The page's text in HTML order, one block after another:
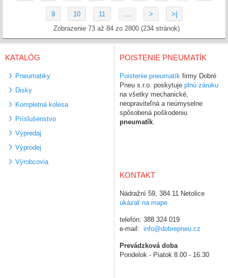
9 10 11 .... >
>|
Zobrazenie 73 až 84 zo 2800 (234 stránok)
KATALÓG
Pneumatiky
Disky
Kompletná kolesa
Príslušenstvo
Výpredaj
Výprodej
Výrobcovia
POISTENIE PNEUMATÍK
Poistenie pneumatík firmy Dobré
Pneu s.r.o. poskytuje plnú záruku
na všetky mechanické,
neopraviteľná a neúmyselne
spôsobená poškodeniu
pneumatík.
KONTAKT
Nádražní 59, 384 11 Netolice
ukázať na mape
telefón: 388 324 019
e-mail: info@dobrepneu.cz
Prevádzková doba
Pondelok - Piatok 8.00 - 16.30